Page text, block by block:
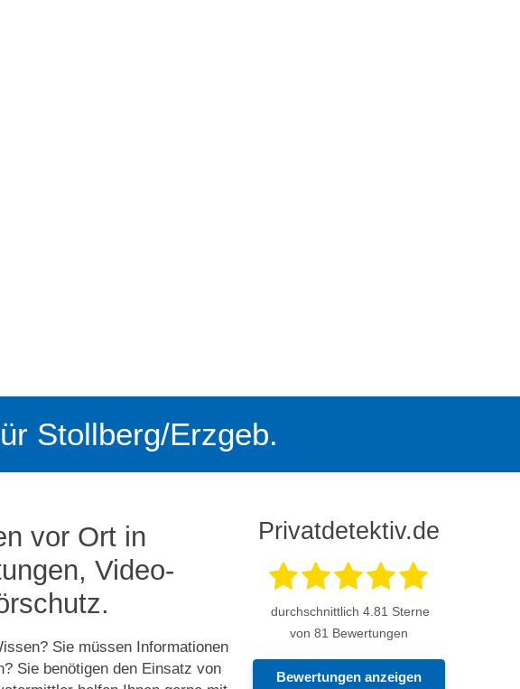
Stollberg/Erzgeb.
vor Ort in
Video­­
Sie müssen Informationen
Sie benötigen den Einsatz von
Privatdetektiv.de
durchschnittlich4.81 Sterne
von 81 Bewertungen
Bewertungen anzeigen